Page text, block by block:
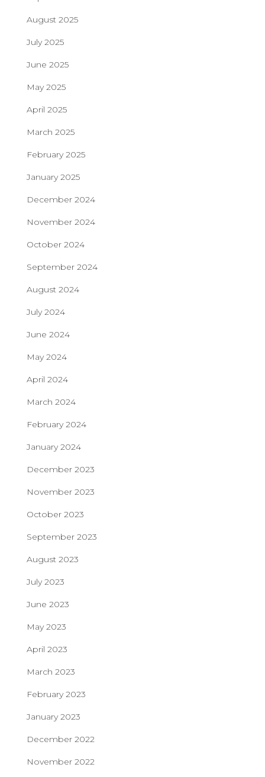
August 2025
July 2025
June 2025
May 2025
April 2025
March 2025
February 2025
January 2025
December 2024
November 2024
October 2024
September 2024
August 2024
July 2024
June 2024
May 2024
April 2024
March 2024
February 2024
January 2024
December 2023
November 2023
October 2023
September 2023
August 2023
July 2023
June 2023
May 2023
April 2023
March 2023
February 2023
January 2023
December 2022
November 2022